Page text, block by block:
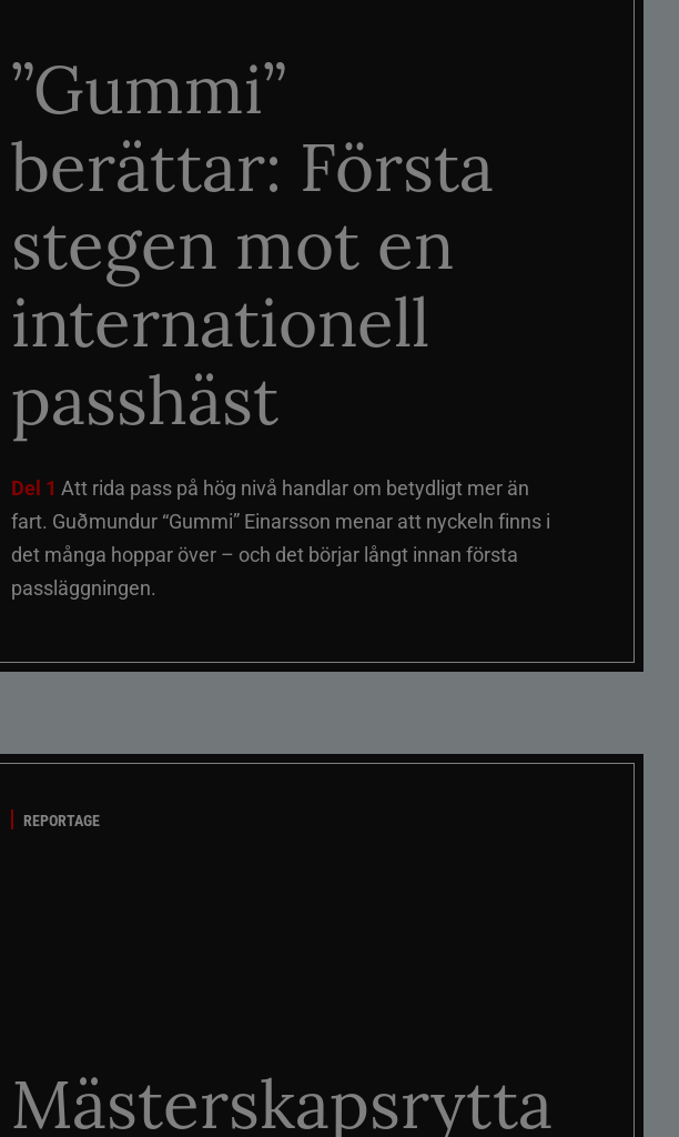
”Gummi”
berättar: Första
stegen mot en
internationell
passhäst
Del 1 Att rida pass på hög nivå handlar om betydligt mer än
fart. Guðmundur “Gummi” Einarsson menar att nyckeln finns i
det många hoppar över – och det börjar långt innan första
passläggningen.
REPORTAGE
Mästerskapsrytta